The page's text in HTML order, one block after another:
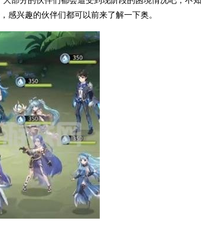
感兴趣的伙伴们都可以前来了解一下奥。